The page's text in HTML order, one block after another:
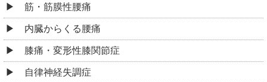
筋・筋膜性腰痛
内臓からくる腰痛
膝痛・変形性膝関節症
自律神経失調症